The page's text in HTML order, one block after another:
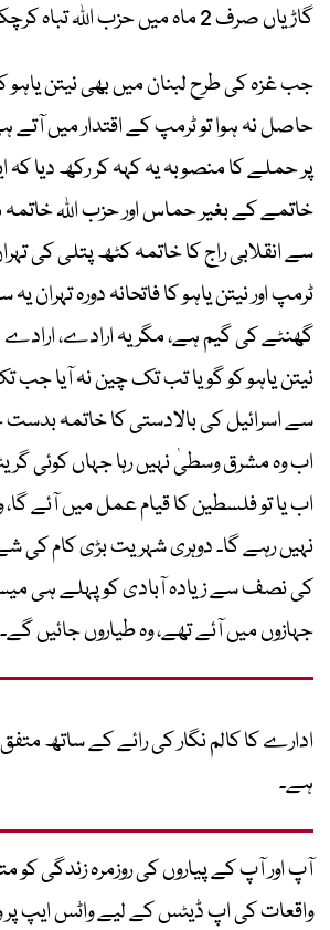
گاڑیاں صرف 2 ماہ میں حزب اللہ تباہ کرچکی ہے۔
جب غزہ کی طرح لبنان میں بھی نیتن
حاصل نہ ہوا تو ٹرمپ کے اقتدار میں آتے
پر حملے کا منصوبہ یہ کہہ کر رکھ دیا کہ
خاتمے کے بغیر حماس اور حزب اللہ خاتمہ
سے انقلابی راج کا خاتمہ کٹھ پتلی کی
گھنٹے کی گیم ہے، مگر یہ ارادے،
نیتن یاہو کو گویا تب تک چین نہ آیا
سے اسرائیل کی بالادستی کا خاتمہ بدست
اب وہ مشرق وسطیٰ نہیں رہا جہاں کوئی گریٹر
اب یا تو فلسطین کا قیام عمل میں آئے گا،
نہیں رہے گا۔ دوہری شہریت بڑی کام کی
کی نصف سے زیادہ آبادی کو پہلے ہی
جہازوں میں آئے تھے، وہ طیاروں جائیں گے۔
ادارے کا کالم نگار کی رائے کے ساتھ
ہے۔
آپ اور آپ کے پیاروں کی روزمرہ زندگی کو
واقعات کی اپ ڈیٹس کے لیے واٹس ایپ پر